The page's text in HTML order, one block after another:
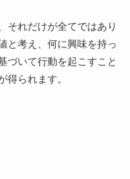
それだけが全てではあり
と考え、何に興味を持っ
づいて行動を起こすこと
得られます。